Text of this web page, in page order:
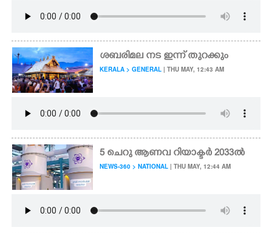
ശബരിമല നട ഇന്ന് തുറക്കും
KERALA > GENERAL | THU MAY, 12:43 AM
5 ചെറു ആണവ റിയാക്ടർ 2033ൽ
NEWS-360 > NATIONAL | THU MAY, 12:44 AM